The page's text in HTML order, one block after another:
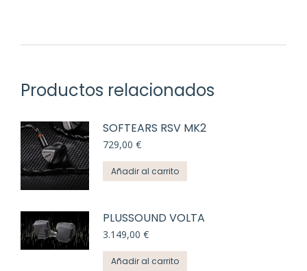
Productos relacionados
SOFTEARS RSV MK2
729,00 €
Añadir al carrito
PLUSSOUND VOLTA
3.149,00 €
Añadir al carrito